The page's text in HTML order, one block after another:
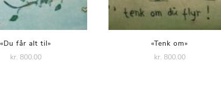
«Du får alt til»
kr. 800.00
«Tenk om»
kr. 800.00